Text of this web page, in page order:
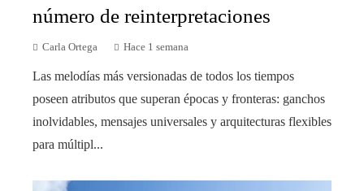
número de reinterpretaciones
Carla Ortega Hace 1 semana
Las melodías más versionadas de todos los tiempos
poseen atributos que superan épocas y fronteras: ganchos
inolvidables, mensajes universales y arquitecturas flexibles
para múltipl...